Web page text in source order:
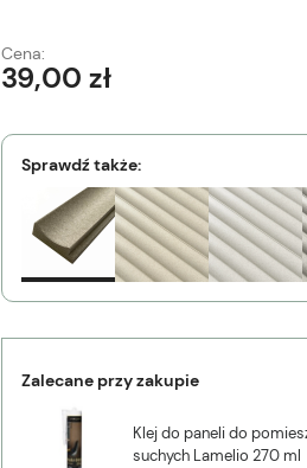
Cena:
39,00 zł
Sprawdź także:
Zalecane przy zakupie
Klej do paneli do
suchych Lamelio 270 ml